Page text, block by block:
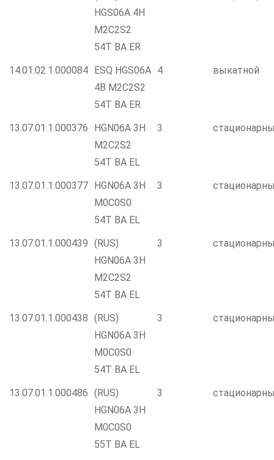
HGS06A 4H
M2C2S2
54T BA ER
14.01.02.1.000084 ESQ HGS06A
4B M2C2S2
54T BA ER
4 выкатной
13.07.01.1.000376
HGN06A 3H
M2C2S2
54T BA EL
3
13.07.01.1.000377 HGN06A 3H
M0C0S0
54T BA EL
3
13.07.01.1.000439 (RUS)
HGN06A 3H
M2C2S2
54T BA EL
3
13.07.01.1.000438 (RUS)
HGN06A 3H
M0C0S0
54T BA EL
3
13.07.01.1.000486 (RUS)
HGN06A 3H
M0C0S0
55T BA EL
3